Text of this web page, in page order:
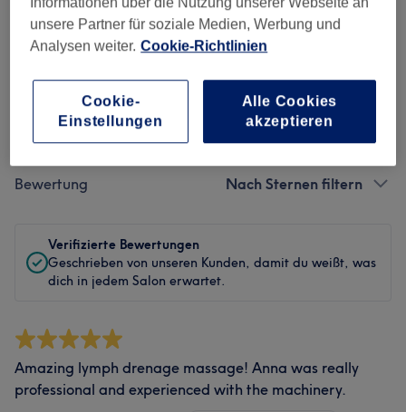
Bewertungen filtern
Behandlung Alle Bewertungen
Bewertung Nach Sternen filtern
Verifizierte Bewertungen
Geschrieben von unseren Kunden, damit du weißt, was
dich in jedem Salon erwartet.
Amazing lymph drenage massage! Anna was really
professional and experienced with the machinery.
unsere Partner für soziale Medien, Werbung und
Analysen weiter. Cookie-Richtlinien
Cookie-
Einstellungen
Alle Cookies
akzeptieren